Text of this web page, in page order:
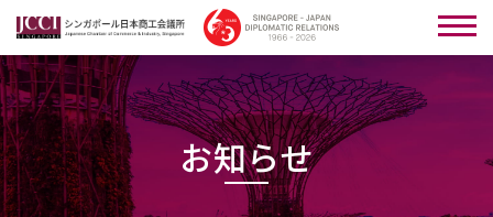
お知らせ